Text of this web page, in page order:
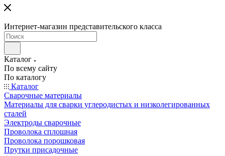
Интернет-магазин представительского класса
Каталог
По всему сайту
По каталогу
Каталог
Сварочные материалы
Материалы для сварки углеродистых и низколегированных
сталей
Электроды сварочные
Проволока сплошная
Проволока порошковая
Прутки присадочные